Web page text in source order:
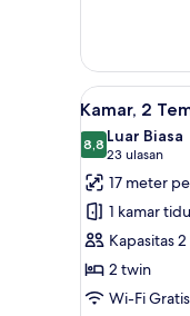
Sofa
Kamar
Keluarga,
1
Tempat
Tidur
Queen
dengan
tempat
tidur
Sofa
Lihat
semua
foto
untuk
Kamar,
2
Tempat
Tidur
Twin
7
Kamar, 2
8,88,8 dari 10
Luar Biasa
23 ulasan
(23
ulasan)
17 meter
1 kamar
Kapasitas 2
2 twin
Wi-Fi Gratis